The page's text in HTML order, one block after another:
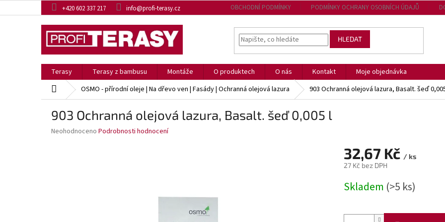
na
+420 602 337 217 info@profi-terasy.cz OBCHODNÍ PODMÍNKY PODMÍNKY OCHRANY OSOBNÍCH ÚDAJŮ
HLEDAT
Terasy Terasy z bambusu Montáže O produktech O nás Kontakt
Moje objednávka
Domů OSMO - přírodní oleje | Na dřevo ven | Fasády | Ochranná olejová lazura 903 Ochranná olejová lazura, Basalt. šeď
903 Ochranná olejová lazura, Basalt. šeď 0,005 l
Průměrné
Neohodnoceno Podrobnosti hodnocení
32,67 Kč / ks
27 Kč bez DPH
cena:
Skladem (>5 ks)